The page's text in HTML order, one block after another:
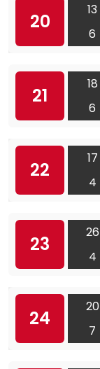
20
13
6
21
18
6
22
17
4
23
26
4
24
20
7